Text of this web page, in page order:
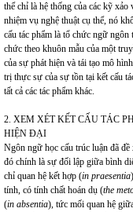
thể chỉ là hệ thống của các kỹ
nhiệm vụ nghệ thuật cụ thể, nó
cấu tác phẩm là tổ chức ngữ
chức theo khuôn mẫu của một
của sự phát hiện và tái tạo mô
trị thực sự của sự tồn tại kết cấu
tất cả các tác phẩm khác.
2. XEM XÉT KẾT CẤU TÁC
HIỆN ĐẠI
Ngôn ngữ học cấu trúc luận đã
đó chính là sự đối lập giữa bình
chỉ quan hệ kết hợp (in praesentia
tính, có tính chất hoán dụ (the
(in absentia), tức mối quan hệ